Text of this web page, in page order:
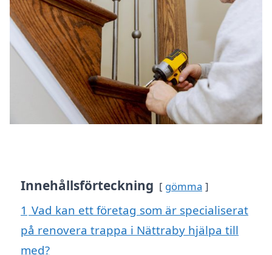
Innehållsförteckning gömma
1 Vad kan ett företag som är specialiserat
på renovera trappa i Nättraby hjälpa till
med?